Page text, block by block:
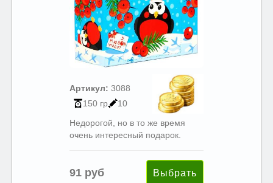
Артикул: 3088
150 гр
10
Недорогой, но в то же время
очень интересный подарок.
91 руб